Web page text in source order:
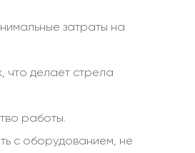
затраты на
что делает стрела
работы.
с оборудованием, не